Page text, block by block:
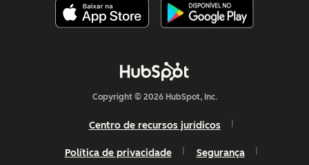
Copyright © 2026 HubSpot, Inc.
Centro de recursos jurídicos
Política de privacidade Segurança